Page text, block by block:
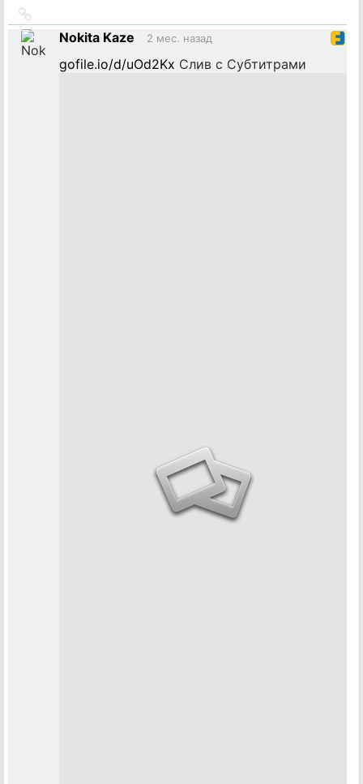
на
источникNokita Kaze 2 мес. назад
gofile.io/d/uOd2Kx Слив с Субтитрами